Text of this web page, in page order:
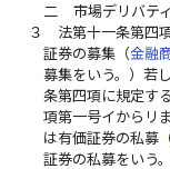
二
市場デリバテ
３
法第十一条第四
証券の募集（金融
募集をいう。）若
条第四項に規定す
項第一号イからリ
は有価証券の私募
証券の私募をいう